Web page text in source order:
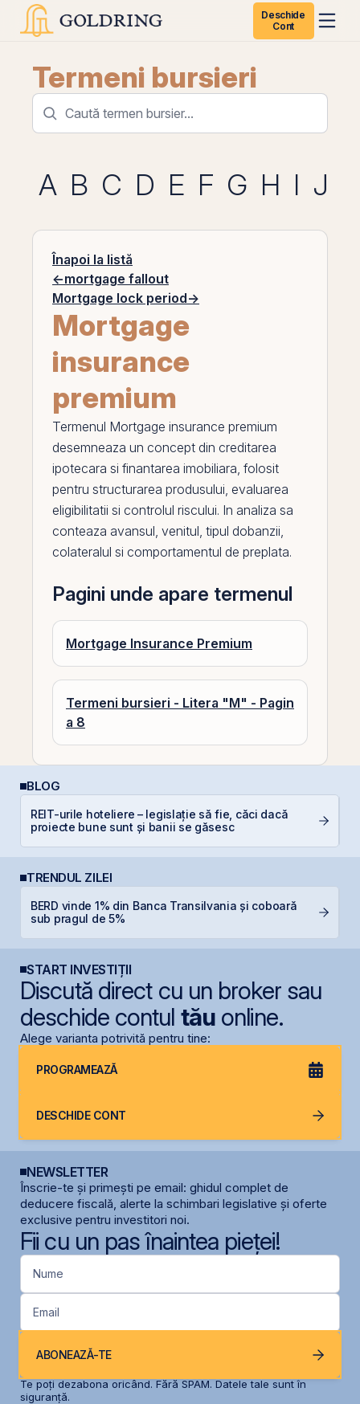
Deschide
Cont
Termeni bursieri
A B C D E F G H I J
Înapoi la listă
←mortgage fallout
Mortgage lock period→
Mortgage
insurance
premium
Termenul Mortgage insurance premium
desemneaza un concept din creditarea
ipotecara si finantarea imobiliara, folosit
pentru structurarea produsului, evaluarea
eligibilitatii si controlul riscului. In analiza sa
conteaza avansul, venitul, tipul dobanzii,
colateralul si comportamentul de preplata.
Pagini unde apare termenul
Mortgage Insurance Premium
Termeni bursieri - Litera "M" - Pagin
a 8
BLOG
REIT-urile hoteliere – legislație să fie, căci dacă
proiecte bune sunt și banii se găsesc
TRENDUL ZILEI
BERD vinde 1% din Banca Transilvania și coboară
sub pragul de 5%
START INVESTIȚII
Discută direct cu un broker sau
deschide contul tăuonline.
Alege varianta potrivită pentru tine:
PROGRAMEAZĂ
DESCHIDE CONT
NEWSLETTER
Înscrie-te și primești pe email: ghidul complet de
deducere fiscală, alerte la schimbari legislative și oferte
exclusive pentru investitori noi.
Fii cu un pas înaintea pieței!
Nume
Email
ABONEAZĂ-TE
Te poți dezabona oricând. Fără SPAM. Datele tale sunt în
siguranță.